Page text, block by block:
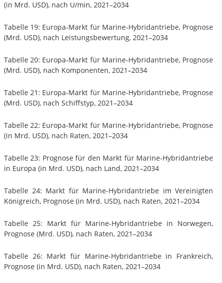
(in Mrd. USD), nach U/min, 2021–2034
Tabelle 19: Europa-Markt für Marine-Hybridantriebe, Prognose
(Mrd. USD), nach Leistungsbewertung, 2021–2034
Tabelle 20: Europa-Markt für Marine-Hybridantriebe, Prognose
(Mrd. USD), nach Komponenten, 2021–2034
Tabelle 21: Europa-Markt für Marine-Hybridantriebe, Prognose
(Mrd. USD), nach Schiffstyp, 2021–2034
Tabelle 22: Europa-Markt für Marine-Hybridantriebe, Prognose
(in Mrd. USD), nach Raten, 2021–2034
Tabelle 23: Prognose für den Markt für Marine-Hybridantriebe
in Europa (in Mrd. USD), nach Land, 2021–2034
Tabelle 24: Markt für Marine-Hybridantriebe im Vereinigten
Königreich, Prognose (in Mrd. USD), nach Raten, 2021–2034
Tabelle 25: Markt für Marine-Hybridantriebe in Norwegen,
Prognose (Mrd. USD), nach Raten, 2021–2034
Tabelle 26: Markt für Marine-Hybridantriebe in Frankreich,
Prognose (in Mrd. USD), nach Raten, 2021–2034